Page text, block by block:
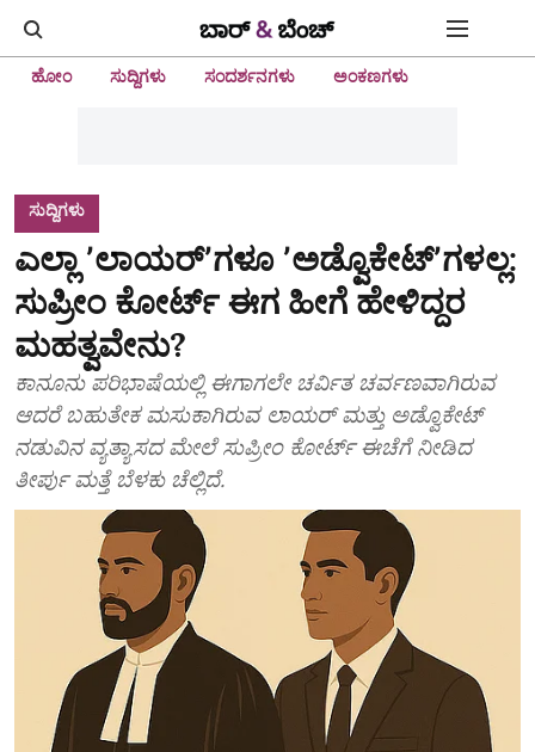
ಹೋಂ ಸುದ್ದಿಗಳು ಸಂದರ್ಶನಗಳು ಅಂಕಣಗಳು
ಸುದ್ದಿಗಳು
ಎಲ್ಲಾ ʼಲಾಯರ್ʼಗಳೂ ʼಅಡ್ವೊಕೇಟ್ʼಗಳಲ್ಲ:
ಸುಪ್ರೀಂ ಕೋರ್ಟ್ ಈಗ ಹೀಗೆ ಹೇಳಿದ್ದರ
ಮಹತ್ವವೇನು?
ಕಾನೂನು ಪರಿಭಾಷೆಯಲ್ಲಿ ಈಗಾಗಲೇ ಚರ್ವಿತ ಚರ್ವಣವಾಗಿರುವ
ಆದರೆ ಬಹುತೇಕ ಮಸುಕಾಗಿರುವ ಲಾಯರ್ ಮತ್ತು ಅಡ್ವೊಕೇಟ್
ನಡುವಿನ ವ್ಯತ್ಯಾಸದ ಮೇಲೆ ಸುಪ್ರೀಂ ಕೋರ್ಟ್ ಈಚೆಗೆ ನೀಡಿದ
ತೀರ್ಪು ಮತ್ತೆ ಬೆಳಕು ಚೆಲ್ಲಿದೆ.